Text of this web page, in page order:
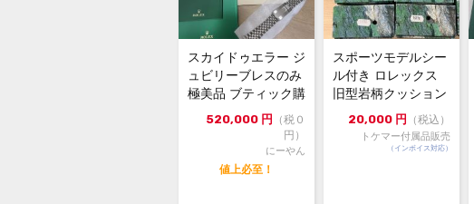
スカイドゥエラー ジ
ュビリーブレスのみ
極美品 ブティック購
入不可
520,000 円
（税０
円）
にーやん
値上必至！
スポーツモデルシー
ル付き ロレックス
旧型岩柄クッション
中古 内箱＋外箱 1点
20,000 円 （税込）
トケマー付属品販売
（インボイス対応）